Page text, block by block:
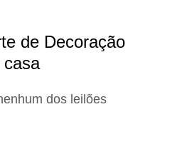
de Decoração
casa
dos leilões